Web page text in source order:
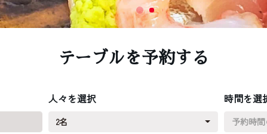
テーブルを予約する
人々を選択
2名
時間を選
予約時